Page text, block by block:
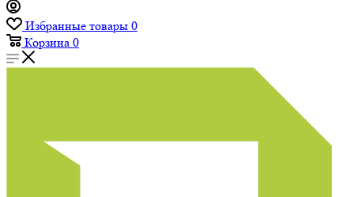
Избранные товары 0
Корзина 0